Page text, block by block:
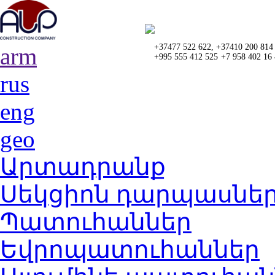
+37477 522 622, +37410 200 814
+995 555 412 525 +7 958 402 16
arm
rus
eng
geo
Արտադրանք
Սեկցիոն
Պատուհաններ
Եվրոպատուհաններ